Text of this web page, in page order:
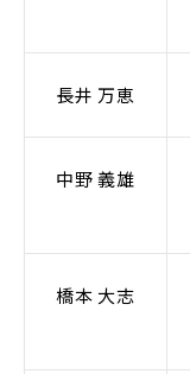
長井 万恵
中野 義雄
橋本 大志